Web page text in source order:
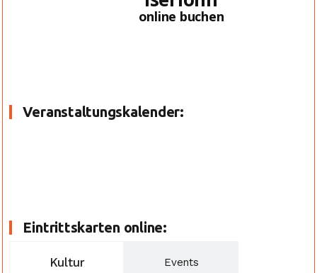
online buchen
Veranstaltungskalender:
Eintrittskarten online:
Kultur Events